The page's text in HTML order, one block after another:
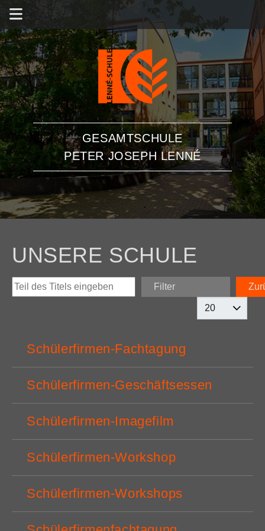
GESAMTSCHULE
PETER JOSEPH LENNÉ
UNSERE SCHULE
Teil des Titels eingeben
Filter
Schülerfirmen-Fachtagung
Schülerfirmen-Geschäftsessen
Schülerfirmen-Imagefilm
Schülerfirmen-Workshop
Schülerfirmen-Workshops